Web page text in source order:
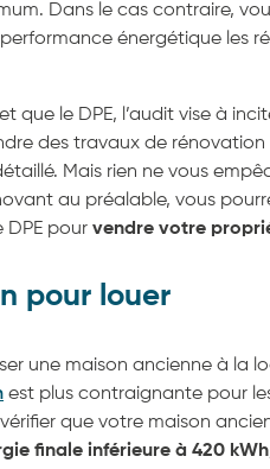
Dans le cas contraire,
énergétique les
que le DPE, l’audit vise à
des travaux de rénovation
Mais rien ne vous
au préalable, vous
DPE pour vendre votre
pour louer
une maison ancienne à la
est plus contraignante pour
que votre maison
finale inférieure à 420